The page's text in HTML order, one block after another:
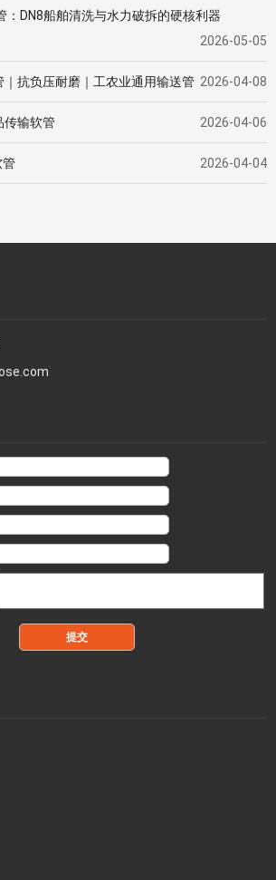
：DN8船舶清洗与水力破拆的硬核利器
2026-05-05
抗负压耐磨｜工农业通用输送管 2026-04-08
传输软管 2026-04-06
2026-04-04